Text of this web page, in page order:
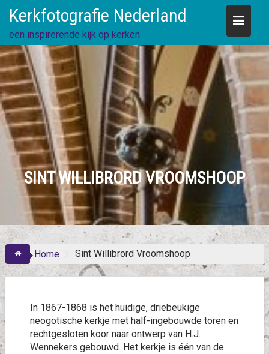
content
Kerkfotografie Nederland
een inspirerende kijk op kerken
SINT WILLIBRORD VROOMSHOOP
Home Sint Willibrord Vroomshoop
In 1867-1868 is het huidige, driebeukige
neogotische kerkje met half-ingebouwde toren en
rechtgesloten koor naar ontwerp van H.J.
Wennekers gebouwd. Het kerkje is één van de